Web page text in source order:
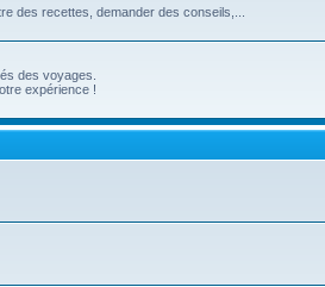
des recettes, demander des conseils,...
des voyages.
expérience !